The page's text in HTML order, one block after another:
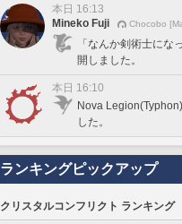
本日 16:13
Mineko Fuji
Chocobo
「なんか剣術士にな
開しました。
本日 16:10
Nova
した。
ランキングピックアップ
クリスタルコンフリクト ランキング